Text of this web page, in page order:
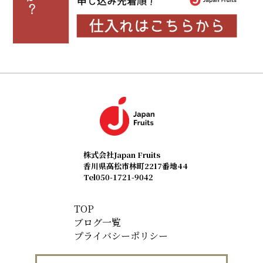
株式会社Japan Fruits
香川県高松市林町2217番地44
Tel050-1721-9042
TOP
ブログ一覧
プライバシーポリシー